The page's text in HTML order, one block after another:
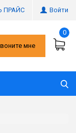
ПРАЙС Войти
мне
0